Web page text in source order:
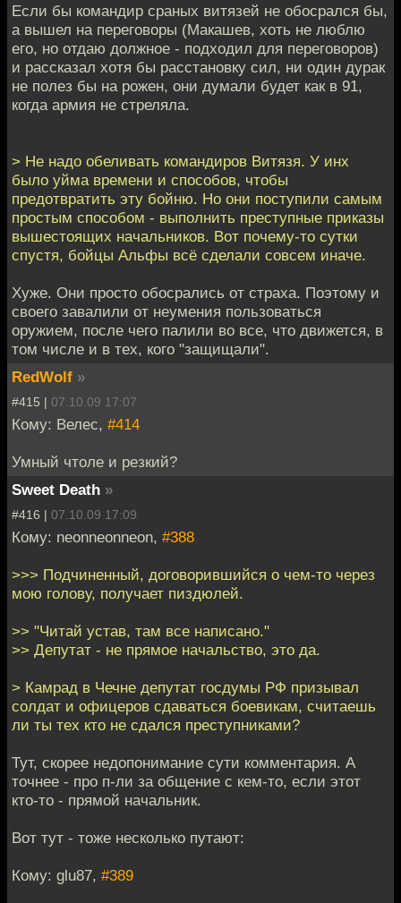
Если бы командир сраных витязей не обосрался бы,
а вышел на переговоры (Макашев, хоть не люблю
его, но отдаю должное - подходил для переговоров)
и рассказал хотя бы расстановку сил, ни один дурак
не полез бы на рожен, они думали будет как в 91,
когда армия не стреляла.
> Не надо обеливать командиров Витязя. У инх
было уйма времени и способов, чтобы
предотвратить эту бойню. Но они поступили самым
простым способом - выполнить преступные приказы
вышестоящих начальников. Вот почему-то сутки
спустя, бойцы Альфы всё сделали совсем иначе.
Хуже. Они просто обосрались от страха. Поэтому и
своего завалили от неумения пользоваться
оружием, после чего палили во все, что движется, в
том числе и в тех, кого "защищали".
RedWolf »
#415 | 07.10.09 17:07
Кому: Велес, #414
Умный чтоле и резкий?
Sweet Death »
#416 | 07.10.09 17:09
Кому: neonneonneon, #388
>>> Подчиненный, договорившийся о чем-то через
мою голову, получает пиздюлей.
>> "Читай устав, там все написано."
>> Депутат - не прямое начальство, это да.
> Камрад в Чечне депутат госдумы РФ призывал
солдат и офицеров сдаваться боевикам, считаешь
ли ты тех кто не сдался преступниками?
Тут, скорее недопонимание сути комментария. А
точнее - про п-ли за общение с кем-то, если этот
кто-то - прямой начальник.
Вот тут - тоже несколько путают:
Кому: glu87, #389